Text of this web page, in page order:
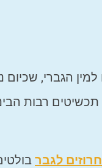
הגברי, שכיום
רבות
לגבר